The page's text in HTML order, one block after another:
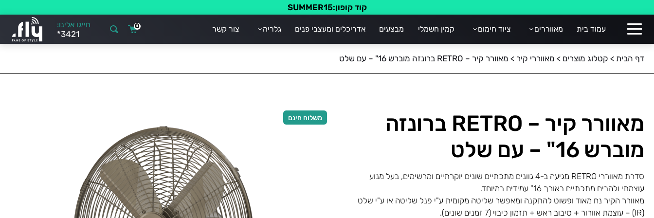
קוד קופון:SUMMER15
עמוד בית מאווררים ציוד חימום קמין חשמלי מבצעים אדריכלים ומעצבי פנים גלריה צור קשר 0 חייגו אלינו:
*3421
דף הבית > קטלוג מוצרים > מאווררי קיר > מאוורר קיר – RETRO ברונזה מוברש 16" – עם שלט
מאוורר קיר – RETRO ברונזה
מוברש 16" – עם שלט
סדרת מאווררי RETRO מגיעה ב-4 גוונים מתכתיים שונים יוקרתיים ומרשימים, בעל מנוע
עוצמתי ולהבים מתכתיים באורך 16" עמידים במיוחד.
מאוורר הקיר נח מאוד ופשוט להתקנה ומאפשר שליטה מקומית ע"י פנל שליטה או ע"י שלט
(IR) – עוצמת אוורור + סיבוב ראש + תזמון כיבוי (7 זמנים שונים).
משלוח חינם